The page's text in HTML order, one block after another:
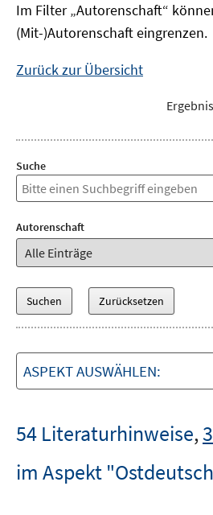
Im Filter „Autorenschaft“
(Mit-)Autorenschaft eingrenzen.
Zurück zur Übersicht
Suche
Autorenschaft
ASPEKT AUSWÄHLEN:
54 Literaturhinweise,
im Aspekt